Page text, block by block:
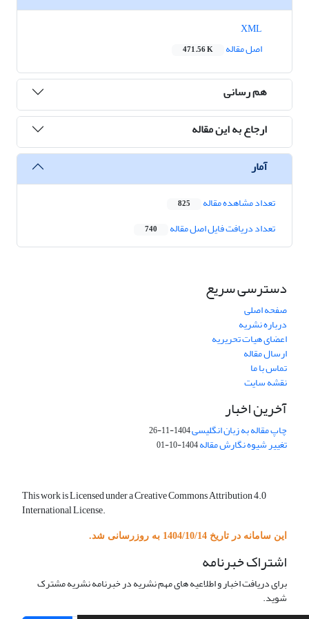
اصل مقاله
471.56 K
هم رسانی
ارجاع به این مقاله
آمار
تعداد مشاهده مقاله 825
تعداد دریافت فایل اصل مقاله 740
دسترسی سریع
صفحه اصلی
درباره نشریه
اعضای هیات تحریریه
ارسال مقاله
تماس با ما
نقشه سایت
آخرین اخبار
چاپ مقاله به زبان انگلیسی1404-11-26
تغییر شیوه نگارش مقاله1404-10-01
This work is Licensed under a Creative Commons Attribution 4.0
International License.
این سامانه در تاریخ 1404/10/14 به روزرسانی شد.
اشتراک خبرنامه
برای دریافت اخبار و اطلاعیه های مهم نشریه در خبرنامه نشریه مشترک
شوید.